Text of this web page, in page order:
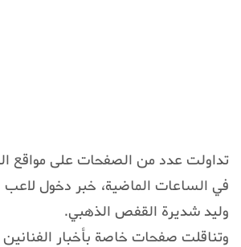
تداولت عدد من الصفحات على مواقع
في الساعات الماضية، خبر دخول لاعب
وليد شديرة القفص الذهبي.
وتناقلت صفحات خاصة بأخبار